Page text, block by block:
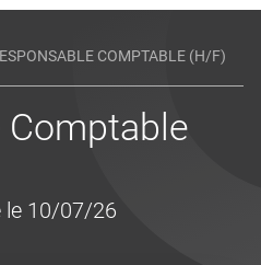
COMPTABLE (H/F)
Comptable
le 10/07/26